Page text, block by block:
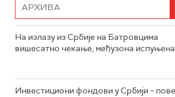
На излазу из Србије на Батровцима
вишесатно чекање, међузона испуњена
Инвестициони фондови у Србији –